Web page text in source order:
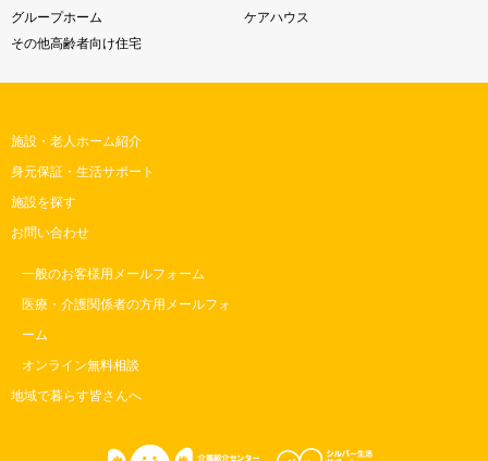
グループホーム
ケアハウス
その他高齢者向け住宅
施設・老人ホーム紹介
身元保証・生活サポート
施設を探す
お問い合わせ
一般のお客様用メールフォーム
医療・介護関係者の方用メールフォ
ーム
オンライン無料相談
地域で暮らす皆さんへ